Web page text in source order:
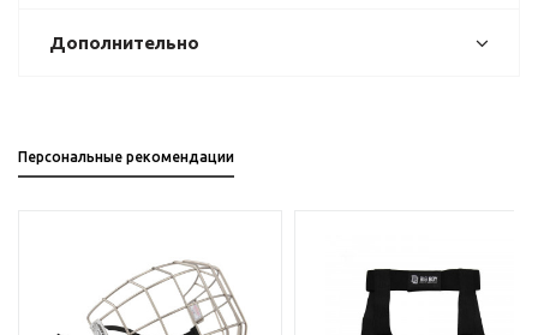
Дополнительно
Персональные рекомендации